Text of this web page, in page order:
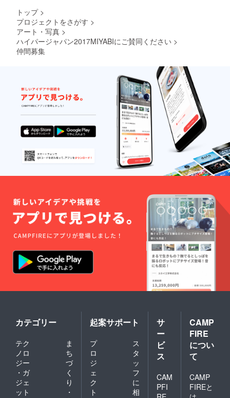
トップ >
プロジェクトをさがす >
アート・写真 >
ハイパージャパン2017MIYABIにご賛同ください >
仲間募集
カテゴリー
テク
ノロ
ジー
・ガ
ジェ
ット
ま
ち
づ
く
り
・
起案サポート
プ
ロ
ジ
ェ
ク
ト
ス
タ
ッ
フ
に
相
サ
ー
ビ
ス
CAM
PFI
CAMP
FIRE
につい
て
CAMP
FIREと